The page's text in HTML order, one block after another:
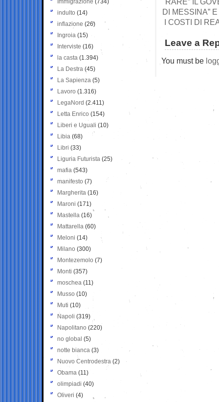
DI MESSINA”
I COSTI DI
Leave a
You must be
Immigrazione (734)
indulto (14)
inflazione (26)
Ingroia (15)
Interviste (16)
la casta (1.394)
La Destra (45)
La Sapienza (5)
Lavoro (1.316)
LegaNord (2.411)
Letta Enrico (154)
Liberi e Uguali (10)
Libia (68)
Libri (33)
Liguria Futurista (25)
mafia (543)
manifesto (7)
Margherita (16)
Maroni (171)
Mastella (16)
Mattarella (60)
Meloni (14)
Milano (300)
Montezemolo (7)
Monti (357)
moschea (11)
Musso (10)
Muti (10)
Napoli (319)
Napolitano (220)
no global (5)
notte bianca (3)
Nuovo Centrodestra (2)
Obama (11)
olimpiadi (40)
Oliveri (4)